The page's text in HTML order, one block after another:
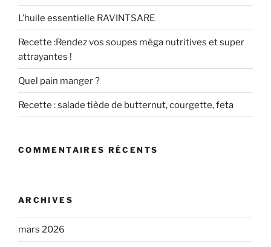
L’huile essentielle RAVINTSARE
Recette :Rendez vos soupes méga nutritives et super
attrayantes !
Quel pain manger ?
Recette : salade tiède de butternut, courgette, feta
COMMENTAIRES RÉCENTS
ARCHIVES
mars 2026